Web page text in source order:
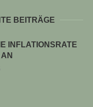
BEITRÄGE
INFLATIONSRATE